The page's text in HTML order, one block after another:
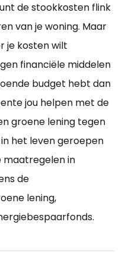
de stookkosten flink
van je woning. Maar
je kosten wilt
financiële middelen
budget hebt dan
jou helpen met de
groene lening tegen
het leven geroepen
maatregelen in
de
lening,